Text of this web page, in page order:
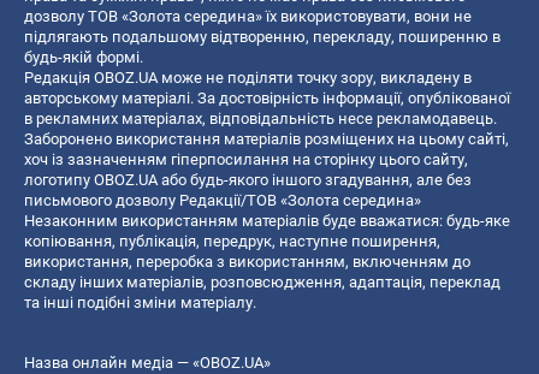
дозволу ТОВ «Золота середина» їх використовувати, вони не
підлягають подальшому відтворенню, перекладу, поширенню в
будь-якій формі.
Редакція OBOZ.UA може не поділяти точку зору, викладену в
авторському матеріалі. За достовірність інформації, опублікованої
в рекламних матеріалах, відповідальність несе рекламодавець.
Заборонено використання матеріалів розміщених на цьому сайті,
хоч із зазначенням гіперпосилання на сторінку цього сайту,
логотипу OBOZ.UA або будь-якого іншого згадування, але без
письмового дозволу Редакції/ТОВ «Золота середина»
Незаконним використанням матеріалів буде вважатися: будь-яке
копiювання, публiкацiя, передрук, наступне поширення,
використання, переробка з використанням, включенням до
складу інших матеріалів, розповсюдження, адаптація, переклад
та інші подібні зміни матеріалу.
Назва онлайн медіа — «OBOZ.UA»